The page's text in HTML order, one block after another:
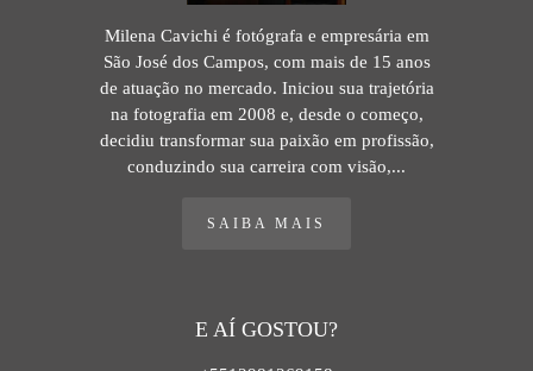
Milena Cavichi é fotógrafa e empresária em
São José dos Campos, com mais de 15 anos
de atuação no mercado. Iniciou sua trajetória
na fotografia em 2008 e, desde o começo,
decidiu transformar sua paixão em profissão,
conduzindo sua carreira com visão,...
SAIBA MAIS
E AÍ GOSTOU?